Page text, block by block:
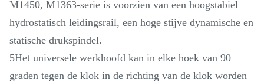
M1450, M1363-serie is voorzien van een hoogstabiel
hydrostatisch leidingsrail, een hoge stijve dynamische en
statische drukspindel.
5Het universele werkhoofd kan in elke hoek van 90
graden tegen de klok in de richting van de klok worden